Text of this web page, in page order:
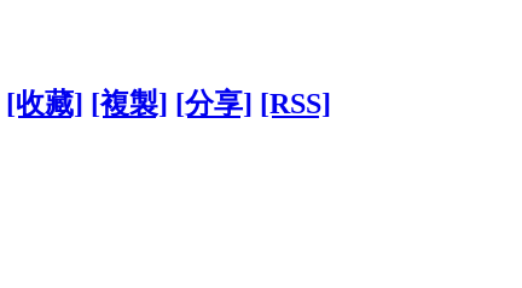
[收藏] [複製] [分享] [RSS]